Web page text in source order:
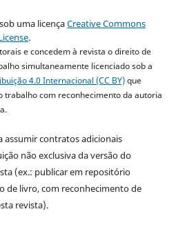
uma licençaCreative Commons
.
e concedem à revista o direito de
simultaneamente licenciado sob a
4.0 Internacional (CC BY)que
com reconhecimento da autoria
assumir contratos adicionais
não exclusiva da versão do
(ex.: publicar em repositório
de livro, com reconhecimento de
revista).